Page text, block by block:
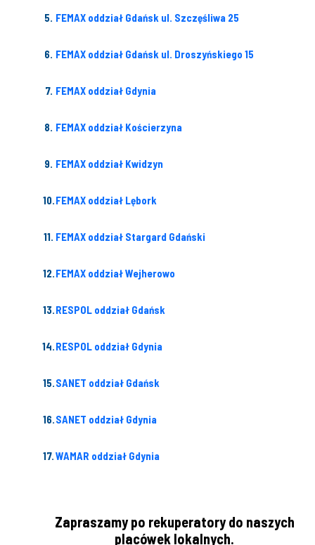
FEMAX oddział Gdańsk ul. Szczęśliwa 25
FEMAX oddział Gdańsk ul. Droszyńskiego 15
FEMAX oddział Gdynia
FEMAX oddział Kościerzyna
FEMAX oddział Kwidzyn
FEMAX oddział Lębork
FEMAX oddział Stargard Gdański
FEMAX oddział Wejherowo
RESPOL oddział Gdańsk
RESPOL oddział Gdynia
SANET oddział Gdańsk
SANET oddział Gdynia
WAMAR oddział Gdynia
Zapraszamy po rekuperatory do naszych
placówek lokalnych.